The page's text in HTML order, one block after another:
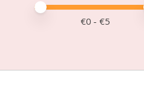
Minimale prijswaarde
Price maximum value
€0 - €5